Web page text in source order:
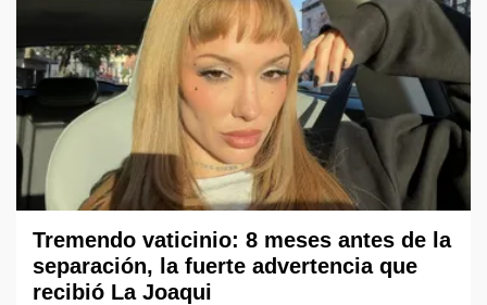
Tremendo vaticinio: 8 meses antes de la
separación, la fuerte advertencia que
recibió La Joaqui